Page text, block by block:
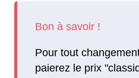
Pour tout
paierez le prix